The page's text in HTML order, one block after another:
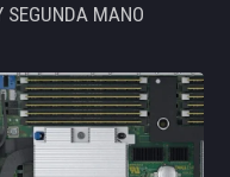
SEGUNDA MANO